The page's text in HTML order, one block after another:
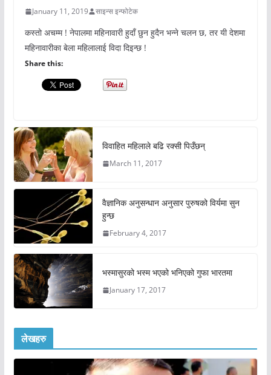
January 11, 2019 साइन्स इन्फोटेक
कस्तो अचम्म ! नेपालमा महिनावारी हुदाँ छुन हुदैन भन्ने चलन छ, तर यी देशमा
महिनावारीका बेला महिलालाई विदा दिइन्छ !
Share this:
विवाहित महिलाले बढि रक्सी पिउँछन्
March 11, 2017
वैज्ञानिक अनुसन्धान अनुसार पुरुषको विर्यमा सुन
हुन्छ
February 4, 2017
भस्मासुरको भस्म भएको भनिएको गुफा भारतमा
January 17, 2017
लेखहरु